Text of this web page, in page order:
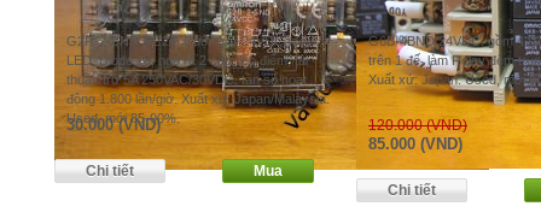
G2R-2-SND DC24. Cuộn coil 24VDC, có
LED, Diode xả, ngõ ra 2 cặp tiếp điểm, tải
thuần trở 5A 250VAC/30VDC, tần số hoạt
động 1.800 lần/giờ. Xuất xứ: Japan/Malaysia.
Used, mới 85-90%.
30.000 (VND)
G6B-4BND 24VDC. gồm 4
trên 1 đế, làm Relay đệm
Xuất xứ: Japan. Used, mới
120.000 (VND)
85.000 (VND)